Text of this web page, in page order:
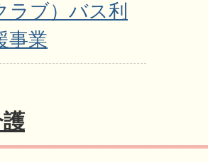
ラブ）バス利
事業